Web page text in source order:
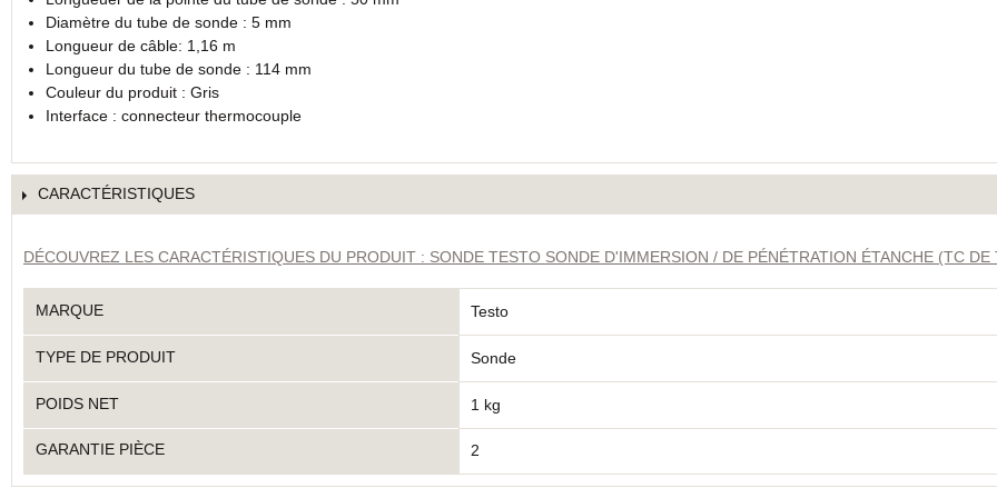
Diamètre du tube de sonde : 5 mm
Longueur de câble: 1,16 m
Longueur du tube de sonde : 114 mm
Couleur du produit : Gris
Interface : connecteur thermocouple
CARACTÉRISTIQUES
DÉCOUVREZ LES CARACTÉRISTIQUES DU PRODUIT : SONDE TESTO SONDE D'IMMERSION / DE PÉNÉTRATION ÉTANCHE (TC DE
MARQUE Testo
TYPE DE PRODUIT Sonde
POIDS NET 1 kg
GARANTIE PIÈCE 2